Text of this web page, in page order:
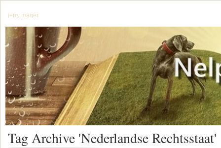
jerry mager
Tag Archive 'Nederlandse Rechtsstaat'